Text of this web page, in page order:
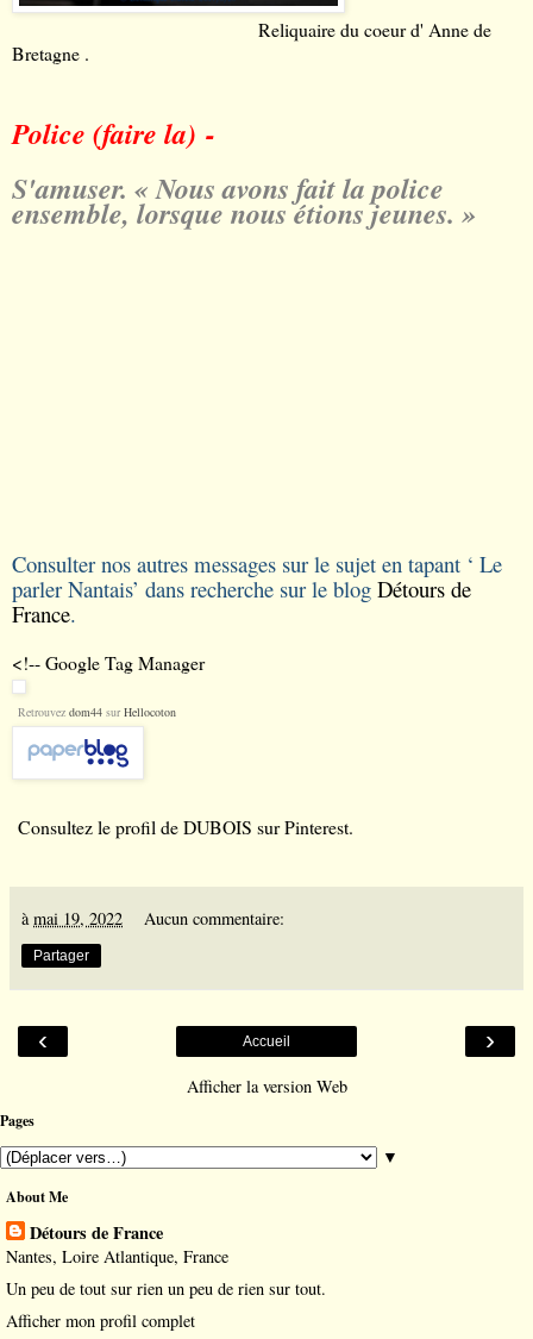
Reliquaire du coeur d' Anne de
Bretagne .
Police (faire la) -
S'amuser. « Nous avons fait la police
ensemble, lorsque nous étions jeunes. »
Consulter nos autres messages sur le sujet en tapant ‘ Le
parler Nantais’ dans recherche sur le blog Détours de
France.
<!-- Google Tag Manager
Retrouvez dom44 sur Hellocoton
Consultez le profil de DUBOIS sur Pinterest.
àmai 19, 2022 Aucun commentaire:
Partager
‹ ›
Accueil
Afficher la version Web
Pages
▼
About Me
Détours de France
Nantes, Loire Atlantique, France
Un peu de tout sur rien un peu de rien sur tout.
Afficher mon profil complet